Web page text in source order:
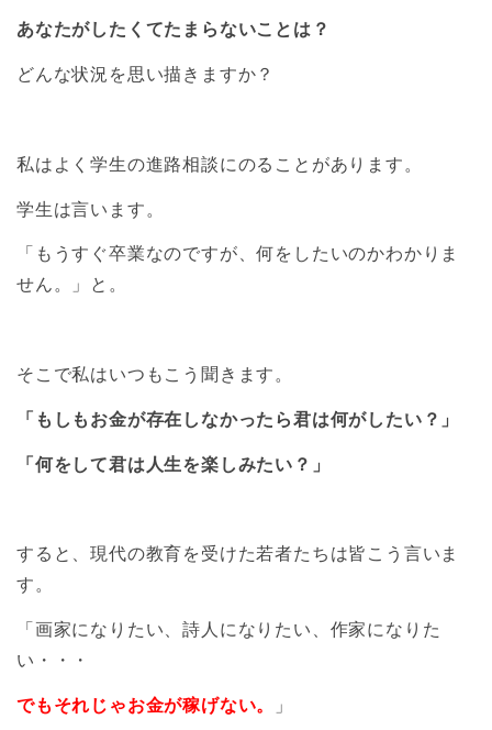
あなたがしたくてたまらないことは？
どんな状況を思い描きますか？
私はよく学生の進路相談にのることがあります。
学生は言います。
「もうすぐ卒業なのですが、何をしたいのかわかりま
せん。」と。
そこで私はいつもこう聞きます。
「もしもお金が存在しなかったら君は何がしたい？」
「何をして君は人生を楽しみたい？」
すると、現代の教育を受けた若者たちは皆こう言いま
す。
「画家になりたい、詩人になりたい、作家になりた
い・・・
でもそれじゃお金が稼げない。
」